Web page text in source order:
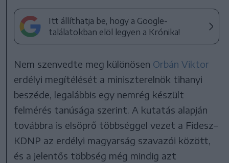
Itt állíthatja be, hogy a Google-
találatokban elöl legyen a Krónika!
Nem szenvedte meg különösen Orbán Viktor
erdélyi megítélését a miniszterelnök tihanyi
beszéde, legalábbis egy nemrég készült
felmérés tanúsága szerint. A kutatás alapján
továbbra is elsöprő többséggel vezet a Fidesz–
KDNP az erdélyi magyarság szavazói között,
és a jelentős többség még mindig azt